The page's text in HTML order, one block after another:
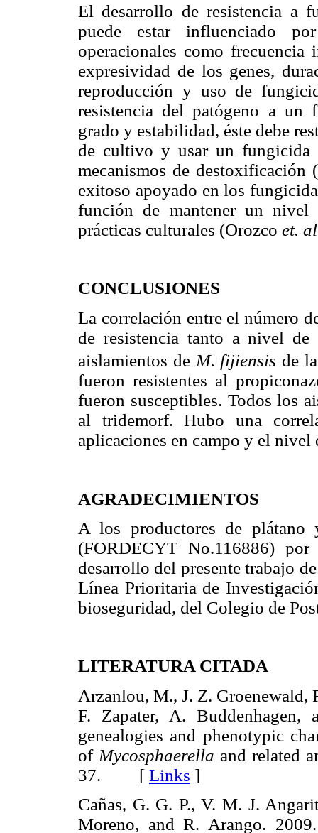
El desarrollo de resistencia a
puede estar influenciado
operacionales como
expresividad de los genes,
reproducción y uso de
resistencia del patógeno a un
grado y estabilidad, éste debe
de cultivo y usar un fungicida
mecanismos de
exitoso apoyado en los
función de mantener un
prácticas culturales (Orozco et.
CONCLUSIONES
La correlación entre el número
de resistencia tanto a nivel de
aislamientos deM. fijiensis de
fueron resistentes al
fueron susceptibles. Todos los
al tridemorf. Hubo una
aplicaciones en campo y el
AGRADECIMIENTOS
A los productores de
(FORDECYT No.116886)
desarrollo del presente trabajo
Línea Prioritaria de
bioseguridad, del Colegio de
LITERATURA CITADA
Arzanlou, M., J. Z.
F. Zapater, A.
genealogies and phenotypic
of Mycosphaerella and related
37. [ Links ]
Cañas, G. G. P., V. M. J.
Moreno, and R. Arango.